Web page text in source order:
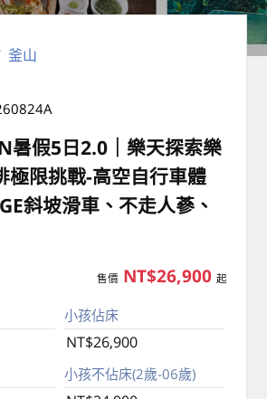
釜山
暑假5日2.0｜樂天探索樂
極限挑戰-高空自行車體
斜坡滑車、不走人蔘、
售價 NT$26,900 起
小孩佔床
NT$26,900
小孩不佔床(2歲-06歲)